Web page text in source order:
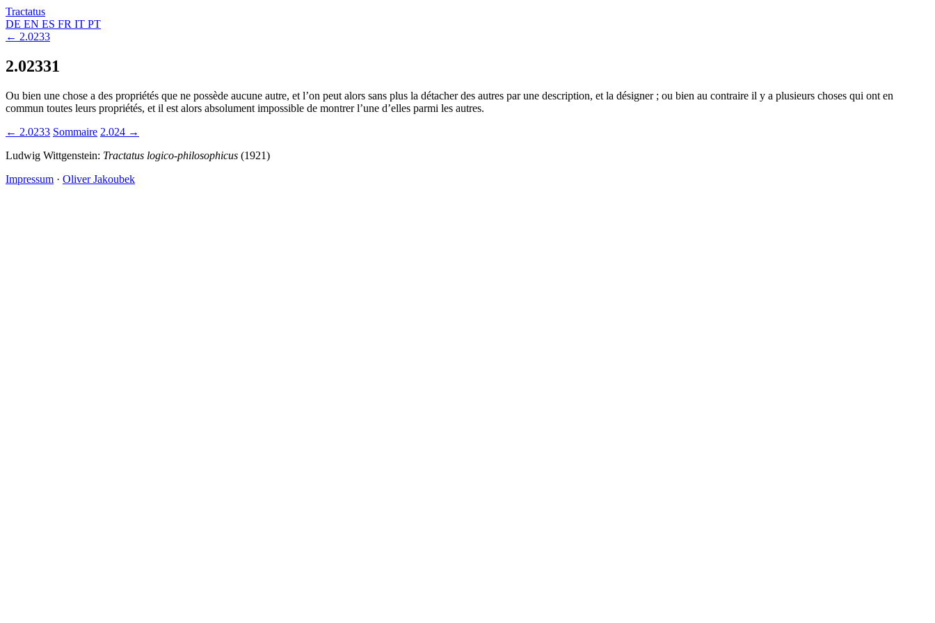
Tractatus
DE EN ES FR IT PT
← 2.0233
2.02331
Ou bien une chose a des propriétés que ne possède aucune autre, et l’on peut alors sans plus la détacher des autres par une description, et la désigner ; ou bien au contraire il y a plusieurs choses qui ont en
commun toutes leurs propriétés, et il est alors absolument impossible de montrer l’une d’elles parmi les autres.
← 2.0233 Sommaire 2.024 →
Ludwig Wittgenstein: Tractatus logico-philosophicus (1921)
Impressum · Oliver Jakoubek